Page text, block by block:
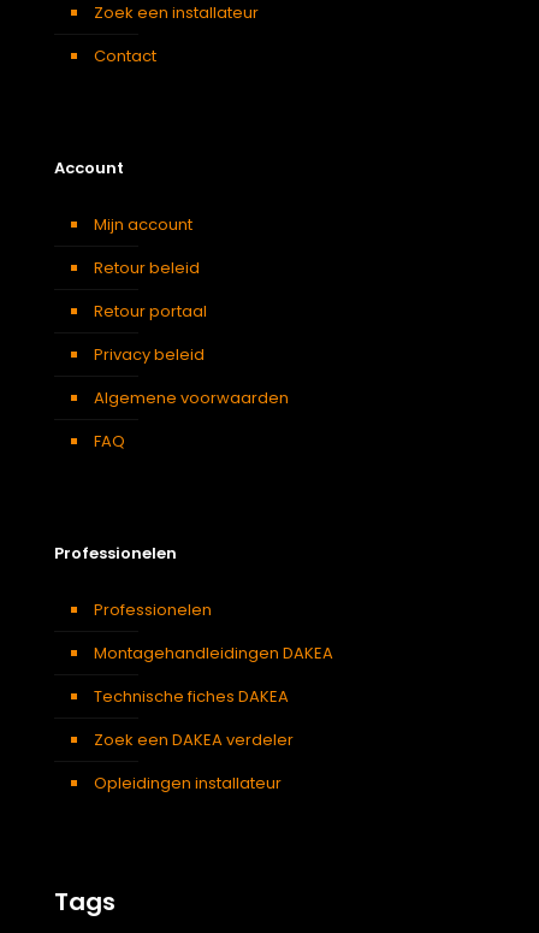
Zoek een installateur
Contact
Account
Mijn account
Retour beleid
Retour portaal
Privacy beleid
Algemene voorwaarden
FAQ
Professionelen
Professionelen
Montagehandleidingen DAKEA
Technische fiches DAKEA
Zoek een DAKEA verdeler
Opleidingen installateur
Tags